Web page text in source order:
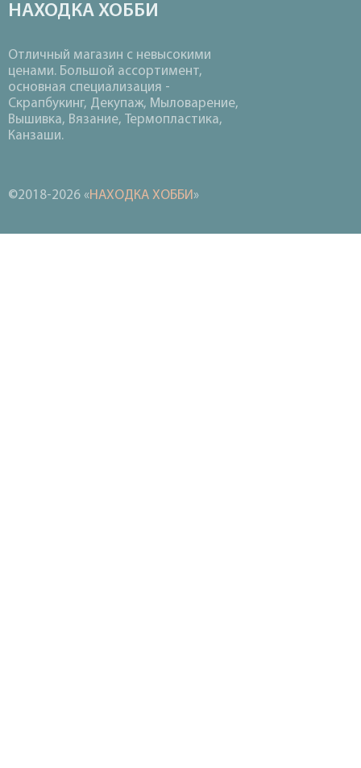
НАХОДКА ХОББИ
Отличный магазин с невысокими
ценами. Большой ассортимент,
основная специализация -
Скрапбукинг, Декупаж, Мыловарение,
Вышивка, Вязание, Термопластика,
Канзаши.
©2018-2026 «НАХОДКА ХОББИ»